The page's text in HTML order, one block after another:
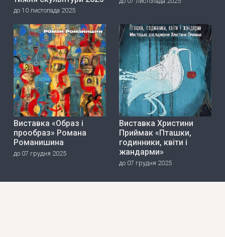
до 10 листопада 2025
Виставка «Образ і
прообраз» Романа
Романишина
до 07 грудня 2025
Виставка Христини
Приймак «Пташки,
годинники, квіти і
жандарми»
до 07 грудня 2025